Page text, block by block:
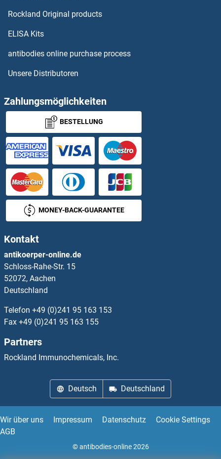
Rockland Original products
ELISA Kits
antibodies online purchase process
Unsere Distributoren
Zahlungsmöglichkeiten
BESTELLUNG
MONEY-BACK-GUARANTEE
Kontakt
antikoerper-online.de
Schloss-Rahe-Str. 15
52072, Aachen
Deutschland
Telefon +49 (0)241 95 163 153
Fax +49 (0)241 95 163 155
Partners
Rockland Immunochemicals, Inc.
Deutsch Deutschland
Wir über uns Impressum Datenschutz
Cookie Settings
AGB
© antibodies-online 2026